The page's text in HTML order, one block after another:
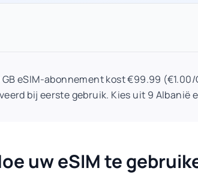
GB eSIM-abonnement kost €99.99
bij eerste gebruik. Kies uit 9 Albanië
uw eSIM te